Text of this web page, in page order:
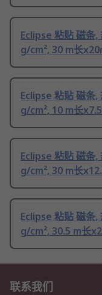
Eclipse 粘贴 磁条
g/cm², 30 m长
Eclipse 粘贴 磁条
g/cm², 10 m长
Eclipse 粘贴 磁条
g/cm², 30 m长
Eclipse 粘贴 磁条
g/cm², 30.5 m长
联系我们